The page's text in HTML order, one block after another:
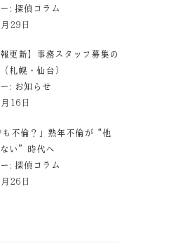
: 探偵コラム
29日
報更新】事務スタッフ募集の
札幌・仙台）
: お知らせ
16日
も不倫？」熟年不倫が“他
ない”時代へ
: 探偵コラム
26日